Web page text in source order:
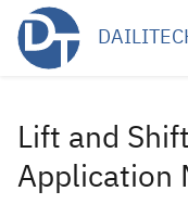
Skip
content
Lift and
Application